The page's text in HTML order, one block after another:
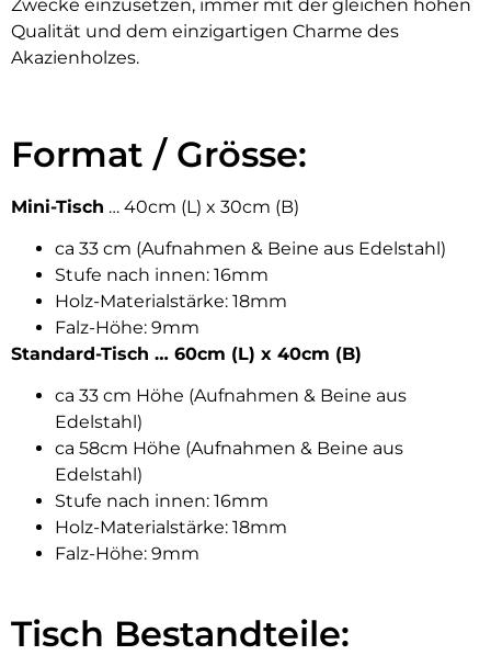
Zwecke einzusetzen, immer mit der gleichen hohen
Qualität und dem einzigartigen Charme des
Akazienholzes.
Format / Grösse:
Mini-Tisch … 40cm (L) x 30cm (B)
ca 33 cm (Aufnahmen & Beine aus Edelstahl)
Stufe nach innen: 16mm
Holz-Materialstärke: 18mm
Falz-Höhe: 9mm
Standard-Tisch … 60cm (L) x 40cm (B)
ca 33 cm Höhe (Aufnahmen & Beine aus
Edelstahl)
ca 58cm Höhe (Aufnahmen & Beine aus
Edelstahl)
Stufe nach innen: 16mm
Holz-Materialstärke: 18mm
Falz-Höhe: 9mm
Tisch Bestandteile: